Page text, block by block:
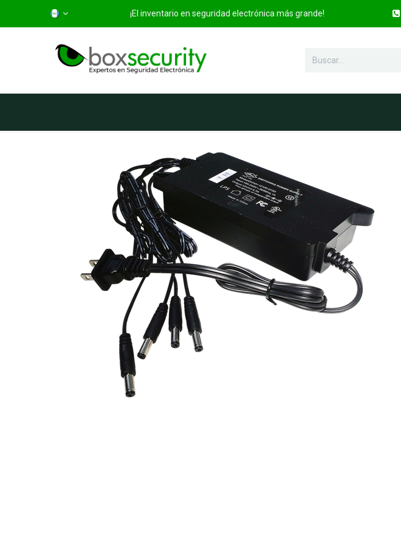
¡El inventario en seguridad electrónica más grande!